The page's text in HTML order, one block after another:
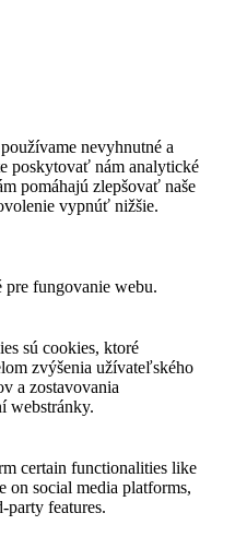
nevyhnutné a
poskytovať nám analytické
pomáhajú zlepšovať naše
vypnúť nižšie.
pre fungovanie webu.
sú cookies, ktoré
zvýšenia užívateľského
a zostavovania
webstránky.
certain functionalities like
on social media platforms,
party features.